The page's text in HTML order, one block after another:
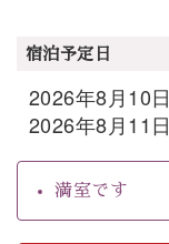
宿泊予定日
2026年8月10
2026年8月11
満室です